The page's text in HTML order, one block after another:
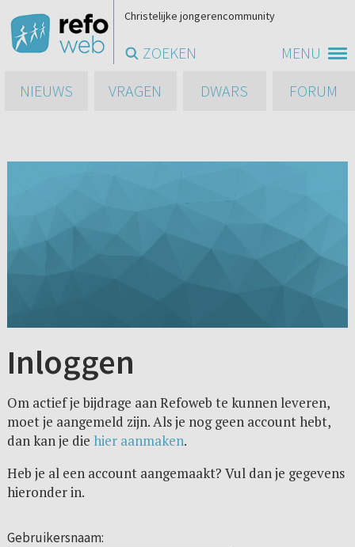
MENU
Christelijke jongerencommunity
ZOEKEN
NIEUWS
VRAGEN DWARS FORUM
Inloggen
Om actief je bijdrage aan Refoweb te kunnen leveren,
moet je aangemeld zijn. Als je nog geen account hebt,
dan kan je die hier aanmaken.
Heb je al een account aangemaakt? Vul dan je gegevens
hieronder in.
Gebruikersnaam: